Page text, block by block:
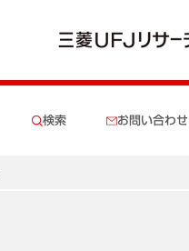
検索 お問い合わせ